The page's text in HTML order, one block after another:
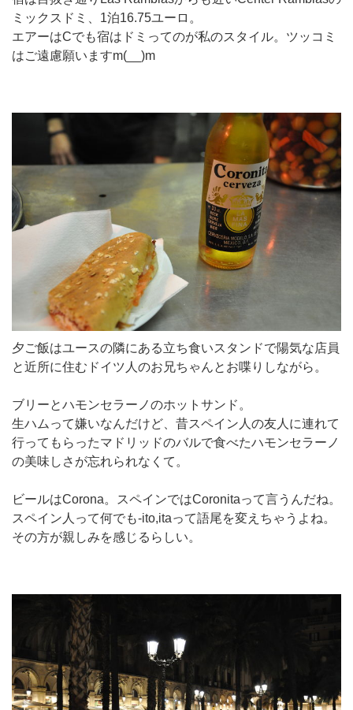
ミックスドミ、1泊16.75ユーロ。
エアーはCでも宿はドミってのが私のスタイル。ツッコミ
はご遠慮願いますm(__)m
夕ご飯はユースの隣にある立ち食いスタンドで陽気な店員
と近所に住むドイツ人のお兄ちゃんとお喋りしながら。
ブリーとハモンセラーノのホットサンド。
生ハムって嫌いなんだけど、昔スペイン人の友人に連れて
行ってもらったマドリッドのバルで食べたハモンセラーノ
の美味しさが忘れられなくて。
ビールはCorona。スペインではCoronitaって言うんだね。
スペイン人って何でも-ito,itaって語尾を変えちゃうよね。
その方が親しみを感じるらしい。